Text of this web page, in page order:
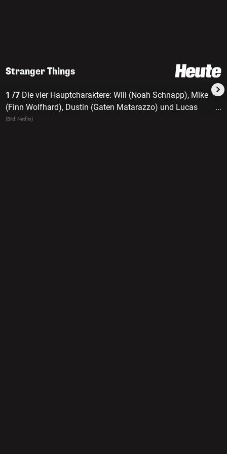
Stranger Things
1 /7 Die vier Hauptcharaktere: Will (Noah Schnapp), Mike
(Finn Wolfhard), Dustin (Gaten Matarazzo) und Lucas
(Caleb McLaughlin)
...
(Bild: Netflix)